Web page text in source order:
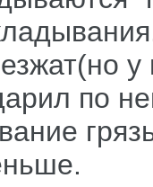
у
по